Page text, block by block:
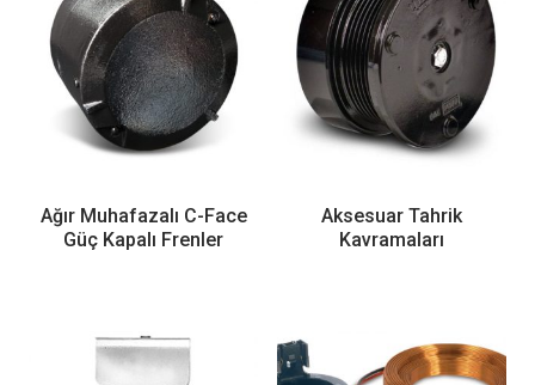
Ağır Muhafazalı C-Face
Güç Kapalı Frenler
Aksesuar Tahrik
Kavramaları